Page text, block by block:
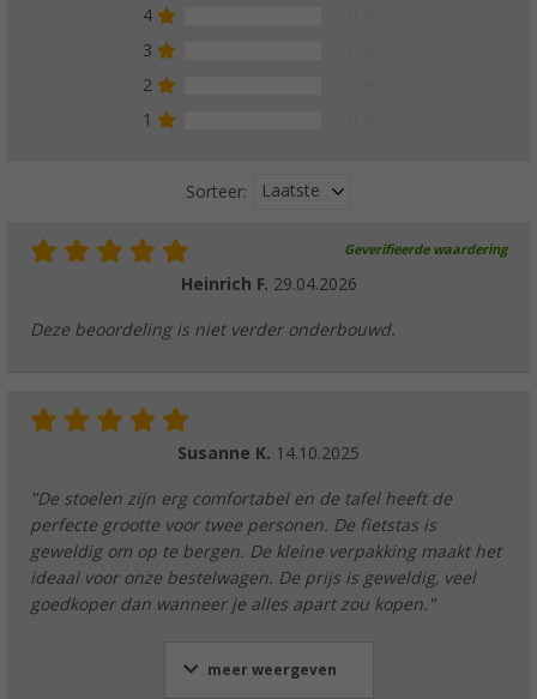
4
3
2
1
Sorteer: Laatste
Geverifieerde waardering
Heinrich F. 29.04.2026
Deze beoordeling is niet verder onderbouwd.
Susanne K. 14.10.2025
"De stoelen zijn erg comfortabel en de tafel heeft de
perfecte grootte voor twee personen. De fietstas is
geweldig om op te bergen. De kleine verpakking maakt het
ideaal voor onze bestelwagen. De prijs is geweldig, veel
goedkoper dan wanneer je alles apart zou kopen."
meer weergeven